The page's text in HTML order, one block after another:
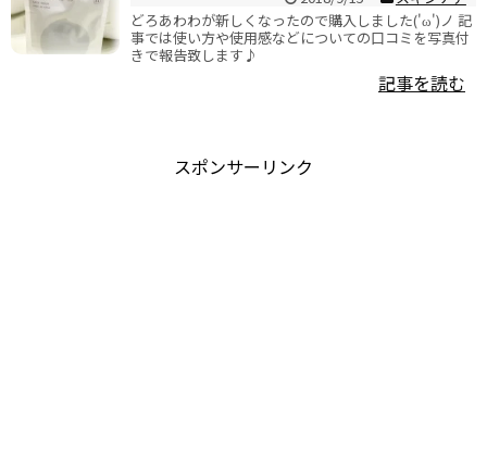
どろあわわが新しくなったので購入しました('ω')ノ 記
事では使い方や使用感などについての口コミを写真付
きで報告致します♪
記事を読む
スポンサーリンク